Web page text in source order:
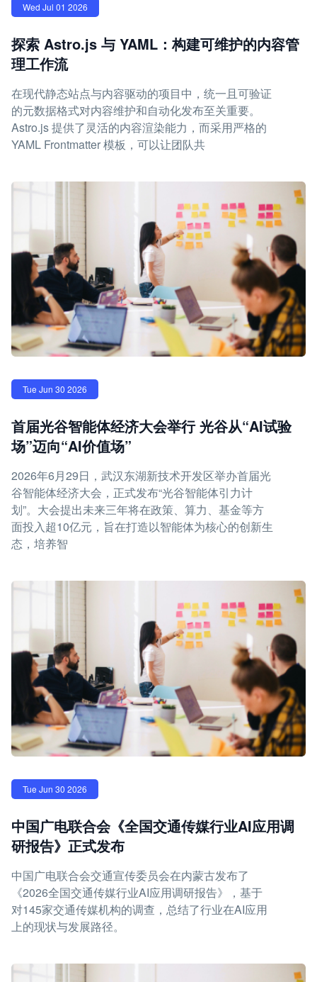
Wed Jul 01 2026
探索 Astro.js 与 YAML：构建可维护的内容管
理工作流
在现代静态站点与内容驱动的项目中，统一且可验证
的元数据格式对内容维护和自动化发布至关重要。
Astro.js 提供了灵活的内容渲染能力，而采用严格的
YAML Frontmatter 模板，可以让团队共
Tue Jun 30 2026
首届光谷智能体经济大会举行 光谷从“AI试验
场”迈向“AI价值场”
2026年6月29日，武汉东湖新技术开发区举办首届光
谷智能体经济大会，正式发布“光谷智能体引力计
划”。大会提出未来三年将在政策、算力、基金等方
面投入超10亿元，旨在打造以智能体为核心的创新生
态，培养智
Tue Jun 30 2026
中国广电联合会《全国交通传媒行业AI应用调
研报告》正式发布
中国广电联合会交通宣传委员会在内蒙古发布了
《2026全国交通传媒行业AI应用调研报告》，基于
对145家交通传媒机构的调查，总结了行业在AI应用
上的现状与发展路径。